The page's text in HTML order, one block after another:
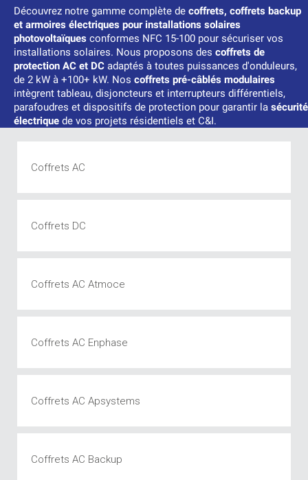
Découvrez notre gamme complète de coffrets, coffrets backup
et armoires électriques pour installations solaires
photovoltaïques conformes NFC 15-100 pour sécuriser vos
installations solaires. Nous proposons des coffrets de
protection AC et DC adaptés à toutes puissances d'onduleurs,
de 2 kW à +100+ kW. Nos coffrets pré-câblés modulaires
intègrent tableau, disjoncteurs et interrupteurs différentiels,
parafoudres et dispositifs de protection pour garantir la sécurité
électrique de vos projets résidentiels et C&I.
Coffrets AC
Coffrets DC
Coffrets AC Atmoce
Coffrets AC Enphase
Coffrets AC Apsystems
Coffrets AC Backup